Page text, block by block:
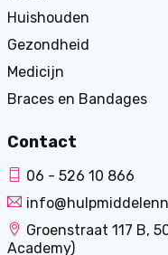
Huishouden
Gezondheid
Medicijn
Braces en Bandages
Contact
06 - 526 10 866
Groenstraat 117 B,
Academy)